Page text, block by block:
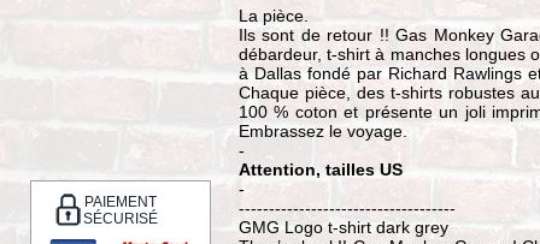
PAIEMENT
SÉCURISÉ
La pièce.
Ils sont de retour !! Gas Monkey
débardeur, t-shirt à manches longues
à Dallas fondé par Richard Rawlings
Chaque pièce, des t-shirts robustes
100 % coton et présente un joli
Embrassez le voyage.
-
Attention, tailles US
-
------------------------------------
GMG Logo t-shirt dark grey